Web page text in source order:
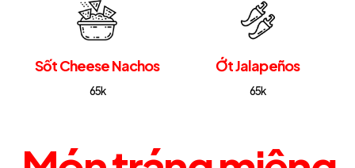
Sốt Cheese Nachos
65k
Ớt Jalapeños
65k